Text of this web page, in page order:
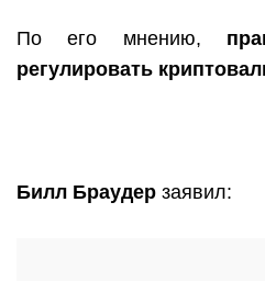
По его мнению,
регулировать
Билл Браудер заявил: